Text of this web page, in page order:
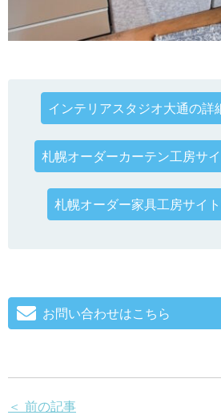
インテリアスタジオ大通の詳
札幌オーダーカーテン工房サ
札幌オーダー家具工房サイ
お問い合わせはこちら
＜ 前の記事